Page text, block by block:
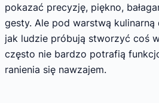
pokazać precyzję, piękno,
gesty. Ale pod warstwą kulinarną
jak ludzie próbują stworzyć coś
często nie bardzo potrafią
ranienia się nawzajem.